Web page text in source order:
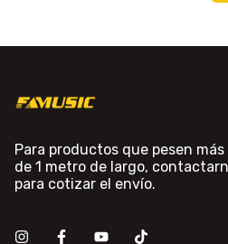
Para productos que pesen
de 1 metro de largo,
para cotizar el envío.